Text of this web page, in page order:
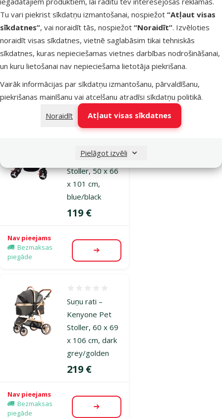
Tu vari piekrist sīkdatņu izmantošanai, nospiežot “Atļaut visas
sīkdatnes”, vai noraidīt tās, nospiežot “Noraidīt”. Izvēloties
noraidīt visas sīkdatnes, vietnē saglabāsim tikai tehniskās
sīkdatnes, kuras nepieciešamas vietnes darbības nodrošināšanai,
un kuru lietošanai nav nepieciešama lietotāja piekrišana.
Vairāk informācijas par sīkdatņu izmantošanu, pārvaldīšanu,
piekrišanas mainīšanu vai atcelšanu atradīsi sīkdatņu politikā.
Noraidīt
Atļaut visas sīkdatnes
Pielāgot izvēli
Lietus pārsegs
ratiem –
Kenyone
Raincover Big
Cena
5,99 €
Noliktavā Pievienot grozam
Kenyone Pet
Stoller, 50 x 66
x 101 cm,
blue/black
Atsauksmes 0%
Cena
119 €
Nav pieejams
Bezmaksas
piegāde
Apskatīt
Suņu rati –
Kenyone Pet
Stoller, 60 x 69
x 106 cm, dark
grey/golden
Cena
219 €
Nav pieejams
Bezmaksas
piegāde
Apskatīt